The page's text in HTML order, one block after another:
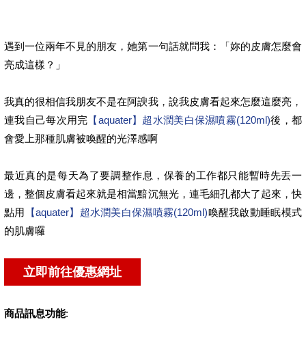
遇到一位兩年不見的朋友，她第一句話就問我：「妳的皮膚怎麼會
亮成這樣？」
我真的很相信我朋友不是在阿諛我，說我皮膚看起來怎麼這麼亮，
連我自己每次用完 【aquater】超水潤美白保濕噴霧(120ml)後，都
會愛上那種肌膚被喚醒的光澤感啊
最近真的是每天為了要調整作息，保養的工作都只能暫時先丟一
邊，整個皮膚看起來就是相當黯沉無光，連毛細孔都大了起來，快
點用 【aquater】超水潤美白保濕噴霧(120ml)喚醒我啟動睡眠模式
的肌膚囉
商品訊息功能: